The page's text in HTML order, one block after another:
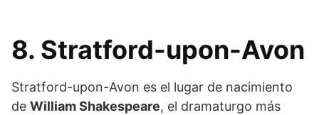
8. Stratford-upon-Avon
Stratford-upon-Avon es el lugar de nacimiento
de William Shakespeare, el dramaturgo más